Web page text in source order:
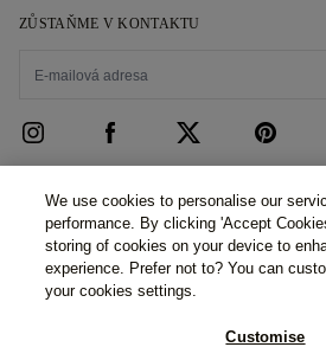
ZŮSTAŇME V KONTAKTU
PÉČE O ZÁKAZNÍKY
Kontaktujte nás
Rezervovat schůzku
O NÁS
Náš Příběh
PRÁVNÍ ZÁLEŽITOSTI A OCHRANA
We use cookies to personalise our
performance. By clicking 'Accept
storing of cookies on your device to
experience. Prefer not to? You can
your cookies settings.
Customise